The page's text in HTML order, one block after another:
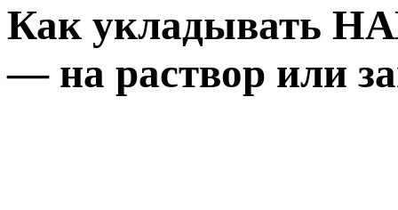
Как
— на раствор или